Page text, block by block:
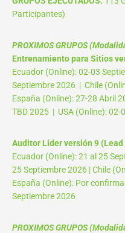
Participantes)
PROXIMOS GRUPOS
Entrenamiento para Sitios
Ecuador (Online): 02-03
Septiembre 2026 | Chile
España (Online): 27-28 Abril
TBD 2025 | USA (Online): 02-
Auditor Líder versión 9
Ecuador (Online): 21 al 25
25 Septiembre 2026 | Chile
España (Online): Por
Septiembre 2026
PROXIMOS GRUPOS